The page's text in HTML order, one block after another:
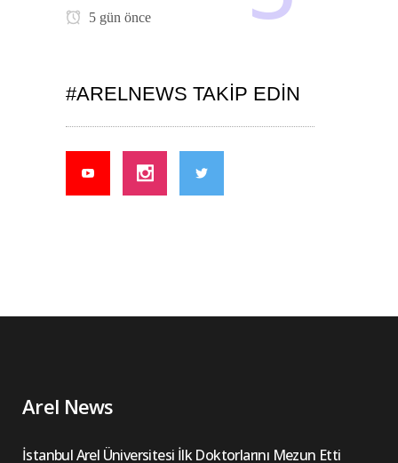
5 gün önce
#ARELNEWS TAKIP EDIN
Arel News
İstanbul Arel Üniversitesi İlk Doktorlarını Mezun Etti